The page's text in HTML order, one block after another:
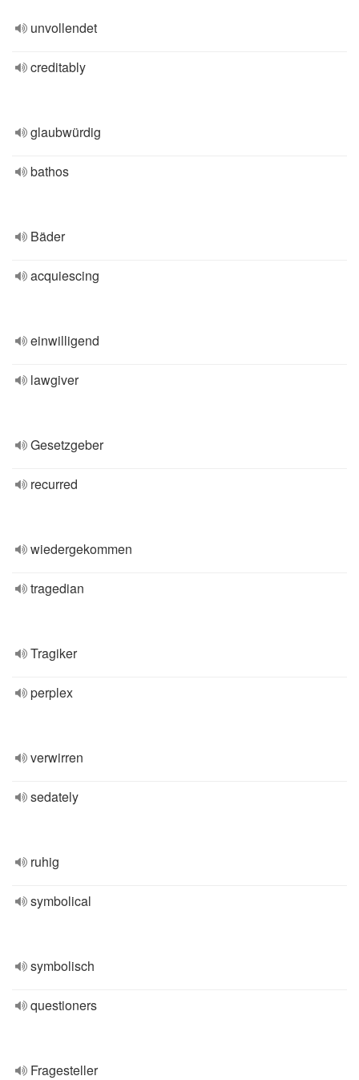
unvollendet
creditably
glaubwürdig
bathos
Bäder
acquiescing
einwilligend
lawgiver
Gesetzgeber
recurred
wiedergekommen
tragedian
Tragiker
perplex
verwirren
sedately
ruhig
symbolical
symbolisch
questioners
Fragesteller